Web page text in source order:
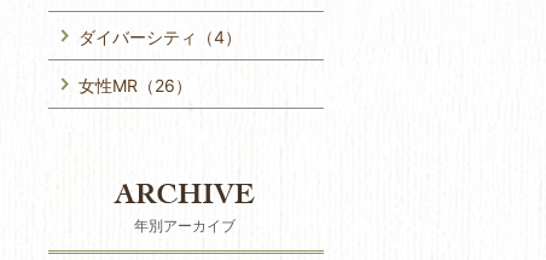
ダイバーシティ（4）
女性MR（26）
年別アーカイブ